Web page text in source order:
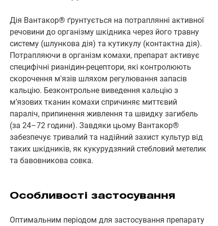
Дія Вантакор® ґрунтується на потраплянні активної
речовини до організму шкідника через його травну
систему (шлункова дія) та кутикулу (контактна дія).
Потрапляючи в організм комахи, препарат активує
специфічні рианідин-рецептори, які контролюють
скорочення м'язів шляхом регулювання запасів
кальцію. Безконтрольне виведення кальцію з
м’язових тканин комахи спричиняє миттєвий
параліч, припинення живлення та швидку загибель
(за 24–72 години). Завдяки цьому Вантакор®
забезпечує тривалий та надійний захист культур від
таких шкідників, як кукурудзяний стебловий метелик
та бавовникова совка.
Особливості застосування
Оптимальним періодом для застосування препарату